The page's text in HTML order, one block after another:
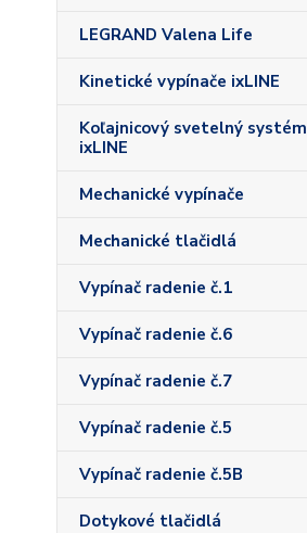
LEGRAND Valena Life
Kinetické vypínače ixLINE
Koľajnicový svetelný systém
ixLINE
Mechanické vypínače
Mechanické tlačidlá
Vypínač radenie č.1
Vypínač radenie č.6
Vypínač radenie č.7
Vypínač radenie č.5
Vypínač radenie č.5B
Dotykové tlačidlá